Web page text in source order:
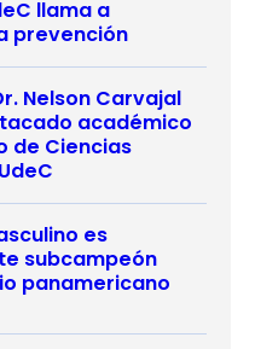
llama a
prevención
Nelson Carvajal
académico
de Ciencias
es
subcampeón
panamericano